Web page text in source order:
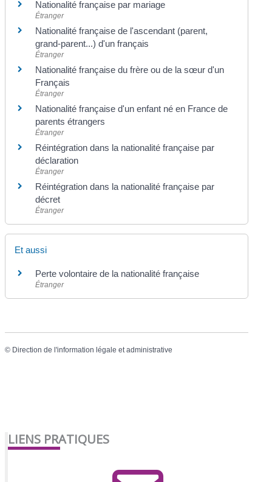
Nationalité française par mariage
Étranger
Nationalité française de l'ascendant (parent,
grand-parent...) d'un français
Étranger
Nationalité française du frère ou de la sœur d'un
Français
Étranger
Nationalité française d'un enfant né en France de
parents étrangers
Étranger
Réintégration dans la nationalité française par
déclaration
Étranger
Réintégration dans la nationalité française par
décret
Étranger
Et aussi
Perte volontaire de la nationalité française
Étranger
© Direction de l'information légale et administrative
LIENS PRATIQUES